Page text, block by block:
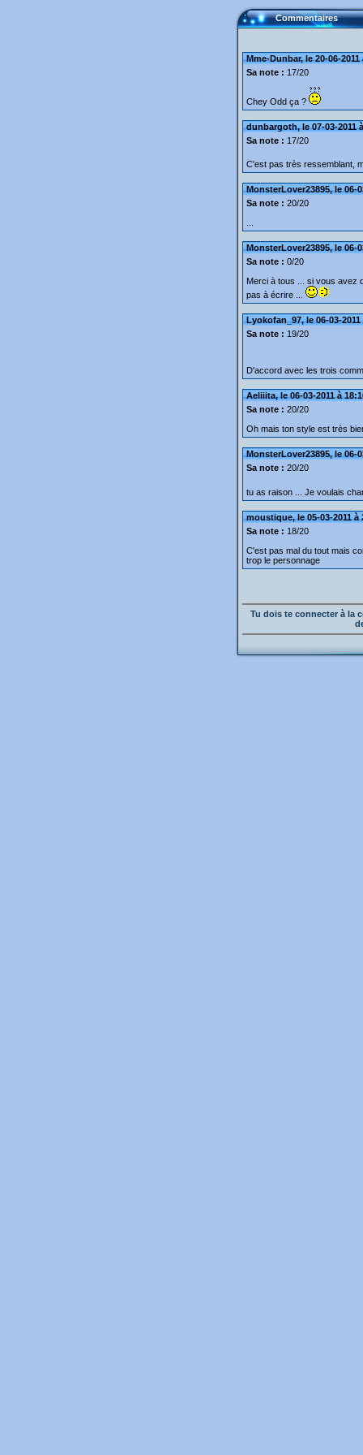
Commentaires
Mme-Dunbar, le 20-06-2011
Sa note : 17/20
Chey Odd ça ?
dunbargoth, le 07-03-2011
Sa note : 17/20
C'est pas très ressemblant,
MonsterLover23895, le 06-
Sa note : 20/20
MonsterLover23895, le 06-
Sa note : 0/20
Merci à tous ... si vous avez
pas à écrire ...
Lyokofan_97, le 06-03-2011
Sa note : 19/20
D'accord avec les trois
Aeliiita, le 06-03-2011 à
Sa note : 20/20
Oh mais ton style est très
MonsterLover23895, le 06-
Sa note : 20/20
tu as raison ... Je voulais
moustique, le 05-03-2011 à
Sa note : 18/20
C'est pas mal du tout mais
trop le personnage
Tu dois te connecter à la